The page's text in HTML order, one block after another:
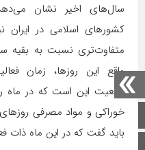
صفحه اصلی
سال‌های اخیر نشان
متفاوت‌تری نسبت به بقیه
واقع این روزها، زمان
واقعیت این است که در ماه
خوراکی و مواد مصرفی روزهای
باید گفت که در این ماه ذات